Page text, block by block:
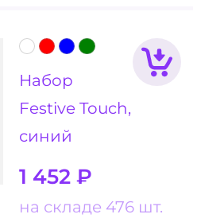
Набор
Festive Touch,
синий
1 452 ₽
на складе 476 шт.